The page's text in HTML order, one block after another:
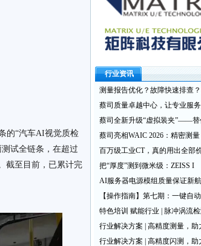
的“汽车AI视觉质检
试全链条，在超过
截至目前，已累计完
行业资讯
测量报告优化？故障快速排查
蔡司质量卓越中心，让专业服
蔡司全新升级“虚拟装夹”——替
蔡司亮相WAIC 2026：精密测量
百万级工业CT，真的用出全部
把“厚度”测到微米级：ZEISS I
AI服务器电源模组质量保证新
【操作指南】第七期：一键自
特色培训 赋能行业 | 脉冲涡流检
行业解决方案 | 高精度测量，助
行业解决方案 | 高精度闪测，助